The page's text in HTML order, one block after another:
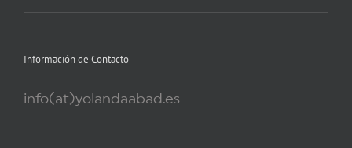
Información de Contacto
info(at)yolandaabad.es